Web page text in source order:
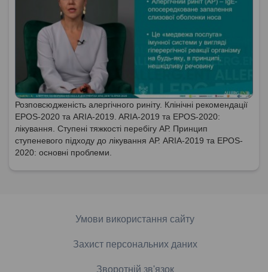
Розповсюдженість алергічного риніту. Клінічні рекомендації
EPOS-2020 та ARIA-2019. ARIA-2019 та EPOS-2020:
лікування. Ступені тяжкості перебігу АР. Принцип
ступеневого підходу до лікування АР. ARIA-2019 та EPOS-
2020: основні проблеми.
Умови використання сайту
Захист персональних даних
Зворотній зв'язок